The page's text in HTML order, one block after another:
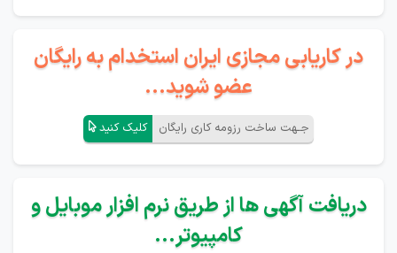
در کاریابی مجازی ایران استخدام به رایگان
عضو شوید...
جـهت ساخت رزومه کاری رایگان کلیک کنید
دریافت آگهی ها از طریق نرم افزار موبایل و
کامپیوتر...